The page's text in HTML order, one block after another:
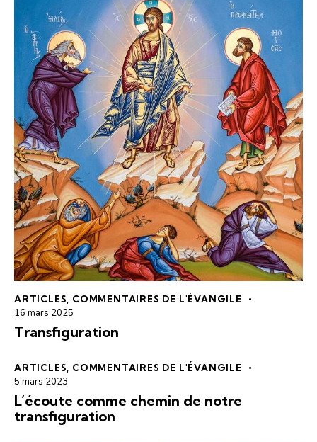
ARTICLES COMMENTAIRES DE L'ÉVANGILE
16 mars 2025
Transfiguration
ARTICLES COMMENTAIRES DE L'ÉVANGILE
5 mars 2023
L’écoute comme chemin de notre
transfiguration